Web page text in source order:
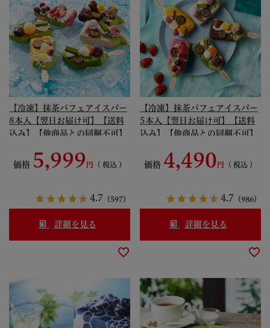
【冷凍】抹茶パフェアイスバー
8本入【翌日お届け可】【送料
込み】【他商品との同梱不可】
TV「情報ライブ ミヤネ屋」紹
介】【日経新聞「NIKKEIプラ
ンデス！」「ZIP!」紹介】
【TBS「王様のブランチ」紹
介】 ご当地アイス 090280
価格 5,999 税込
4.7 （597）
詳細を見る
【冷凍】抹茶パフェアイスバー
5本入【翌日お届け可】【送料
込み】【他商品との同梱不可】
TV「情報ライブ ミヤネ屋」紹
介】【日経新聞「NIKKEIプラ
ンデス！」「ZIP!」紹介】
【TBS「王様のブランチ」紹
介】 ご当地アイス 090279
価格 4,490 税込
4.7 （986）
詳細を見る